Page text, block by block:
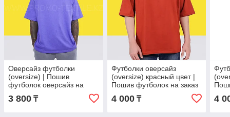
Оверсайз футболки
(oversize) | Пошив
футболок оверсайз на
3 800 ₸
Футболки оверсайз
(oversize) красный цвет |
Пошив футболок на заказ
4 000₸ 4